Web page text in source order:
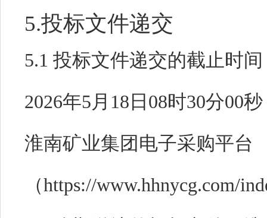
5.投标文件递交
5.1 投标文件递交的截止时
2026年5月18日08时30分00秒
淮南矿业集团电子采购平台
（https://www.hhnycg.com/